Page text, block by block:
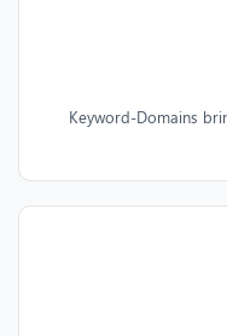
Keyword-Domains